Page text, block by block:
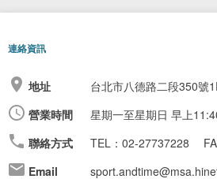
連絡資訊
地址
台北市八德路二段350號
營業時間
星期一至星期日 早上
聯絡方式
TEL：02-27737228
Email